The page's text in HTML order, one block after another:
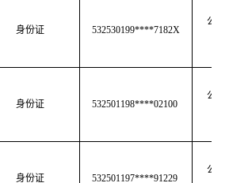
身份证 532530199****7182X
公共
身份证 532501198****02100
公共
身份证 532501197****91229
公共